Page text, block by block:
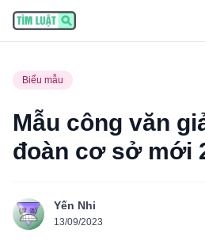
Biểu mẫu
Mẫu công văn
đoàn cơ sở mới
Yến Nhi
13/09/2023